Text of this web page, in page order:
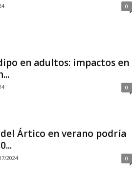
0
en adultos: impactos en
0
Ártico en verano podría
2024 0